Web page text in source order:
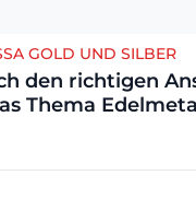
GOLD UND SILBER
den richtigen
Thema